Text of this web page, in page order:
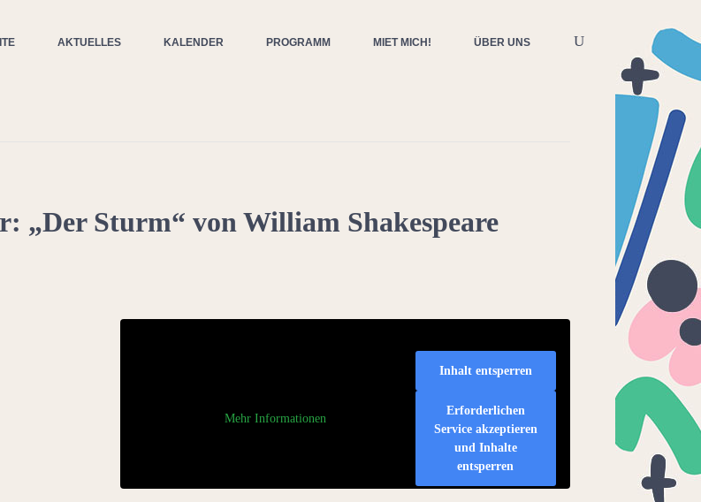
AKTUELLES KALENDER PROGRAMM MIET MICH! ÜBER UNS
„Der Sturm“ von William Shakespeare
Mehr Informationen
Inhalt entsperren
Erforderlichen
Service akzeptieren
und Inhalte
entsperren